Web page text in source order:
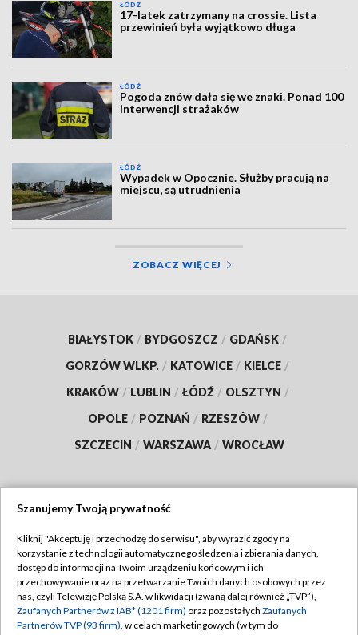
ŁÓDŹ
17-latek zatrzymany na crossie. Lista
przewinień była wyjątkowo długa
ŁÓDŹ
Pogoda znów dała się we znaki. Ponad 100
interwencji strażaków
ŁÓDŹ
Wypadek w Opocznie. Służby pracują na
miejscu, są utrudnienia
ZOBACZ WIĘCEJ
BIAŁYSTOK / BYDGOSZCZ / GDAŃSK /
GORZÓW WLKP. / KATOWICE / KIELCE /
KRAKÓW / LUBLIN / ŁÓDŹ / OLSZTYN /
OPOLE / POZNAŃ / RZESZÓW /
SZCZECIN / WARSZAWA / WROCŁAW
TVP
Abonament TVP
Emisja w TVP
Regulamin TVP
Polityka prywatności
Szanujemy Twoją prywatność
Kliknij "Akceptuję i przechodzę do serwisu", aby wyrazić zgody na
korzystanie z technologii automatycznego śledzenia i zbierania danych,
dostęp do informacji na Twoim urządzeniu końcowym i ich
przechowywanie oraz na przetwarzanie Twoich danych osobowych przez
nas, czyli Telewizję Polską S.A. w likwidacji (zwaną dalej również „TVP”),
Zaufanych Partnerów z IAB* (1201 firm) oraz pozostałych Zaufanych
Partnerów TVP (93 firm), w celach marketingowych (w tym do